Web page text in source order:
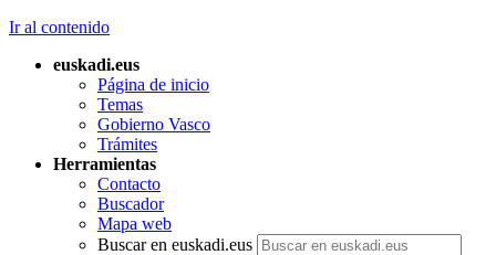
Ir al contenido
euskadi.eus
Página de inicio
Temas
Gobierno Vasco
Trámites
Herramientas
Contacto
Buscador
Mapa web
Buscar en euskadi.eus